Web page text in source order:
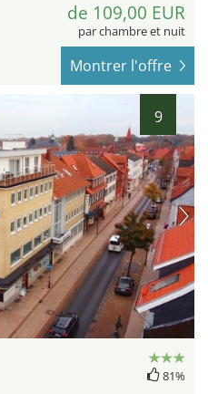
de 109,00 EUR
par chambre et nuit
Montrer l'offre
9
81%